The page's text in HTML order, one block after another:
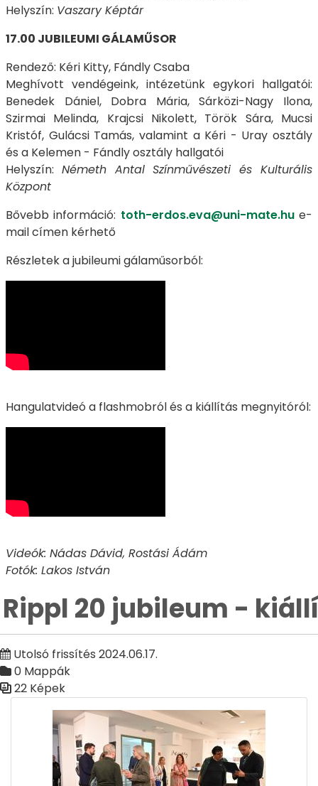
Helyszín: Vaszary Képtár
17.00 JUBILEUMI GÁLAMŰSOR
Rendező: Kéri Kitty, Fándly Csaba
Meghívott vendégeink, intézetünk egykori hallgatói:
Benedek Dániel, Dobra Mária, Sárközi-Nagy Ilona,
Szirmai Melinda, Krajcsi Nikolett, Török Sára, Mucsi
Kristóf, Gulácsi Tamás, valamint a Kéri - Uray osztály
és a Kelemen - Fándly osztály hallgatói
Helyszín: Németh Antal Színművészeti és Kulturális
Központ
Bővebb információ: toth-erdos.eva@uni-mate.hue-
mail címen kérhető
Részletek a jubileumi gálaműsorból:
Hangulatvideó a flashmobról és a kiállítás megnyitóról:
Videók: Nádas Dávid, Rostási Ádám
Fotók: Lakos István
Rippl 20 jubileum -
Utolsó frissítés 2024.06.17.
0 Mappák
22 Képek
Médiatár